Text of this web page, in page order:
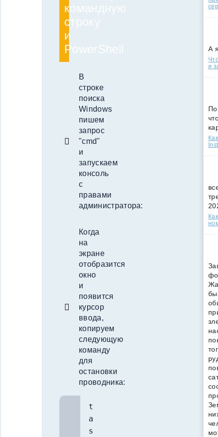
командную
строку
и
PowerShell
В
строке
поиска
Windows
пишем
запрос
"cmd"
и
запускаем
консоль
с
правами
администратора:
Когда
на
экране
отобразится
окно
и
появится
курсор
ввода,
копируем
следующую
команду
для
остановки
проводника:
t
a
s
А
и